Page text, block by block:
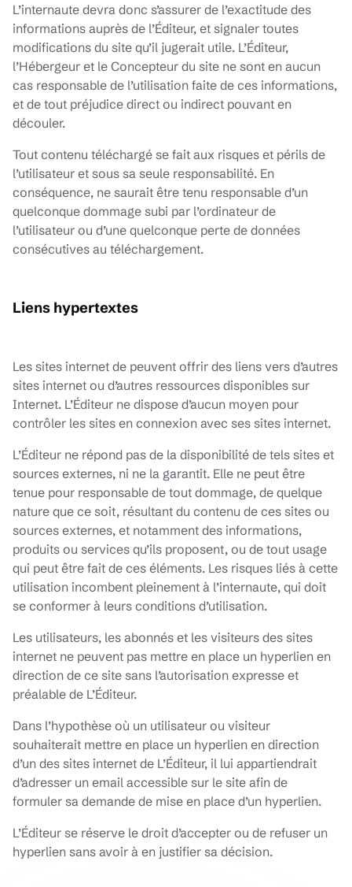
L’internaute devra donc s’assurer de l’exactitude des
informations auprès de l’Éditeur, et signaler toutes
modifications du site qu’il jugerait utile. L’Éditeur,
l’Hébergeur et le Concepteur du site ne sont en aucun
cas responsable de l’utilisation faite de ces informations,
et de tout préjudice direct ou indirect pouvant en
découler.
Tout contenu téléchargé se fait aux risques et périls de
l’utilisateur et sous sa seule responsabilité. En
conséquence, ne saurait être tenu responsable d’un
quelconque dommage subi par l’ordinateur de
l’utilisateur ou d’une quelconque perte de données
consécutives au téléchargement.
Liens hypertextes
Les sites internet de peuvent offrir des liens vers d’autres
sites internet ou d’autres ressources disponibles sur
Internet. L’Éditeur ne dispose d’aucun moyen pour
contrôler les sites en connexion avec ses sites internet.
L’Éditeur ne répond pas de la disponibilité de tels sites et
sources externes, ni ne la garantit. Elle ne peut être
tenue pour responsable de tout dommage, de quelque
nature que ce soit, résultant du contenu de ces sites ou
sources externes, et notamment des informations,
produits ou services qu’ils proposent, ou de tout usage
qui peut être fait de ces éléments. Les risques liés à cette
utilisation incombent pleinement à l’internaute, qui doit
se conformer à leurs conditions d’utilisation.
Les utilisateurs, les abonnés et les visiteurs des sites
internet ne peuvent pas mettre en place un hyperlien en
direction de ce site sans l’autorisation expresse et
préalable de L’Éditeur.
Dans l’hypothèse où un utilisateur ou visiteur
souhaiterait mettre en place un hyperlien en direction
d’un des sites internet de L’Éditeur, il lui appartiendrait
d’adresser un email accessible sur le site afin de
formuler sa demande de mise en place d’un hyperlien.
L’Éditeur se réserve le droit d’accepter ou de refuser un
hyperlien sans avoir à en justifier sa décision.